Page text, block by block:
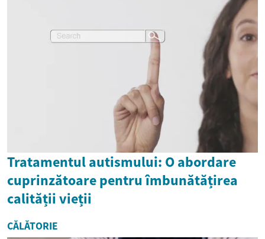
Tratamentul autismului: O abordare
cuprinzătoare pentru îmbunătățirea
calității vieții
CĂLĂTORIE